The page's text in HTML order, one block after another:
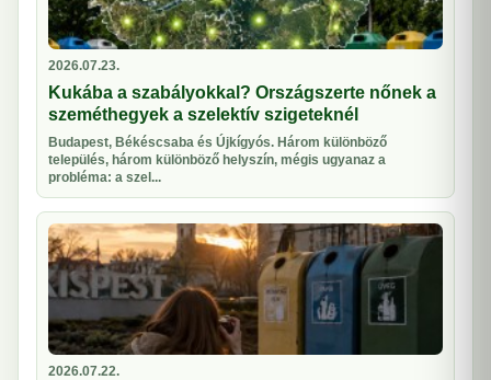
2026.07.23.
Kukába a szabályokkal? Országszerte nőnek a
szeméthegyek a szelektív szigeteknél
Budapest, Békéscsaba és Újkígyós. Három különböző
település, három különböző helyszín, mégis ugyanaz a
probléma: a szel...
2026.07.22.